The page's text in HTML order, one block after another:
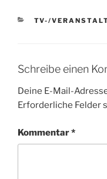
KATEGORIEN
TV-/
Schreibe einen
Deine E-Mail-
Erforderliche Felder
Kommentar*